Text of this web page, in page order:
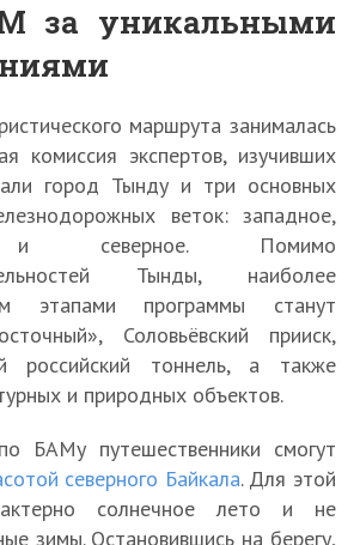
за уникальными
маршрута занималась
комиссия экспертов, изучивших
город Тынду и три основных
веток: западное,
и северное. Помимо
Тынды, наиболее
этапами программы станут
Соловьёвский прииск,
российский тоннель, а также
и природных объектов.
БАМу путешественники смогут
северного Байкала. Для этой
солнечное лето и не
зимы. Остановившись на берегу,